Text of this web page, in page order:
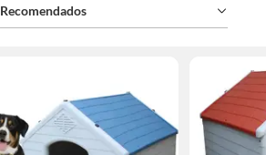
Recomendados